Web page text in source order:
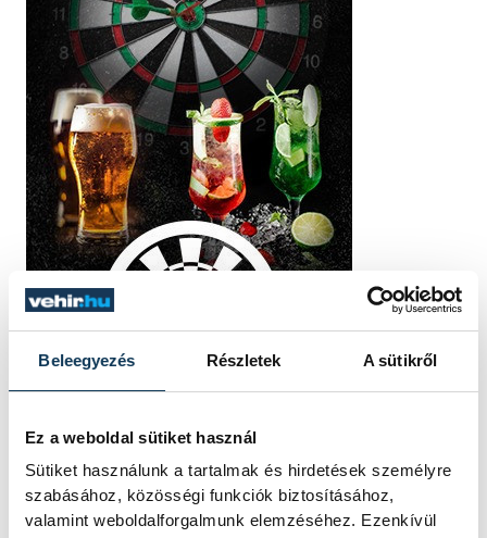
Beleegyezés Részletek A sütikről
Ez a weboldal sütiket használ
Sütiket használunk a tartalmak és hirdetések személyre
szabásához, közösségi funkciók biztosításához,
valamint weboldalforgalmunk elemzéséhez. Ezenkívül
TOVÁBBI CIKKEK
KÉK FÉNY